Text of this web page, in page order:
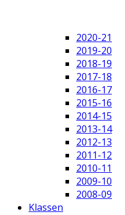
2020-21
2019-20
2018-19
2017-18
2016-17
2015-16
2014-15
2013-14
2012-13
2011-12
2010-11
2009-10
2008-09
Klassen